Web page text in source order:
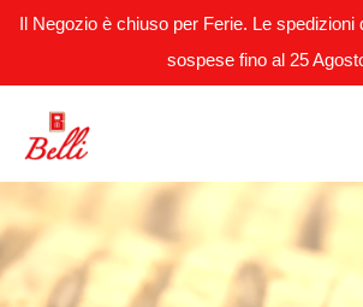
Il Negozio è chiuso per Ferie. Le spedizioni
sospese fino al 25